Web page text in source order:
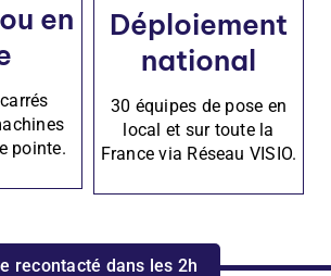
en
pointe.
Déploiement
national
30 équipes de pose en
local et sur toute la
France via Réseau VISIO.
recontacté dans les 2h